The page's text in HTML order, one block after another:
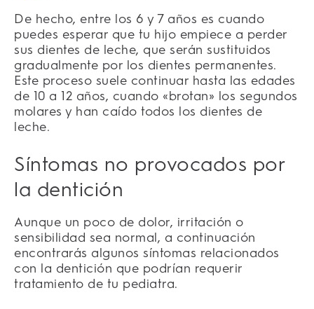
De hecho, entre los 6 y 7 años es cuando
puedes esperar que tu hijo empiece a perder
sus dientes de leche, que serán sustituidos
gradualmente por los dientes permanentes.
Este proceso suele continuar hasta las edades
de 10 a 12 años, cuando «brotan» los segundos
molares y han caído todos los dientes de
leche.
Síntomas no provocados por
la dentición
Aunque un poco de dolor, irritación o
sensibilidad sea normal, a continuación
encontrarás algunos síntomas relacionados
con la dentición que podrían requerir
tratamiento de tu pediatra.